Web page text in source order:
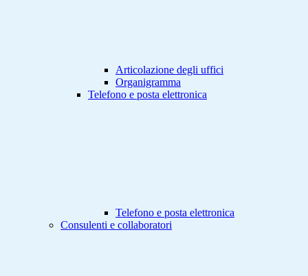
Articolazione degli uffici
Organigramma
Telefono e posta elettronica
Telefono e posta elettronica
Consulenti e collaboratori